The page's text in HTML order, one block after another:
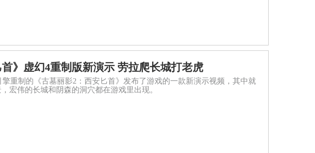
首》虚幻4重制版新演示 劳拉爬长城打老虎
擎重制的《古墓丽影2：西安匕首》发布了游戏的一款新演示视频，其中就
宏伟的长城和阴森的洞穴都在游戏里出现。